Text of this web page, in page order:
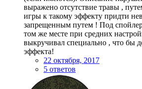
выражено отсутствие травы ,
игры к такому эффекту придти
запрещенным путем ! Под
том же месте при средних
выкручивал специально , что бы
эффекта!
22 октября, 2017
5 ответов